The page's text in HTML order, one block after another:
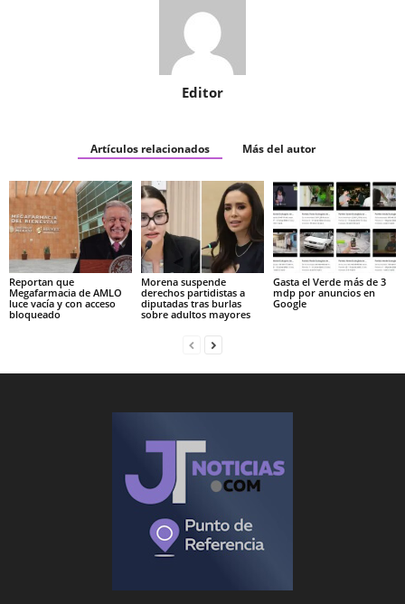
Editor
Artículos relacionados Más del autor
Reportan que
Megafarmacia de AMLO
luce vacía y con acceso
bloqueado
Morena suspende
derechos partidistas a
diputadas tras burlas
sobre adultos mayores
Gasta el Verde más de 3
mdp por anuncios en
Google